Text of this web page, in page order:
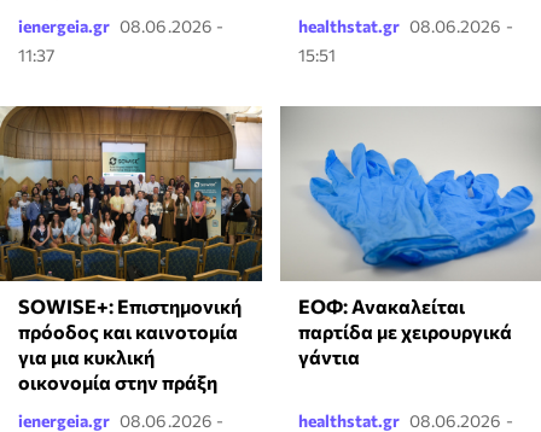
ienergeia.gr 08.06.2026 -
11:37
healthstat.gr 08.06.2026 -
15:51
SOWISE+: Επιστημονική
πρόοδος και καινοτομία
για μια κυκλική
οικονομία στην πράξη
ienergeia.gr 08.06.2026 -
ΕΟΦ: Ανακαλείται
παρτίδα με χειρουργικά
γάντια
healthstat.gr 08.06.2026 -